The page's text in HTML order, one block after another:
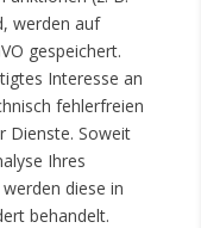
werden auf
gespeichert.
Interesse an
fehlerfreien
Dienste. Soweit
Ihres
diese in
behandelt.